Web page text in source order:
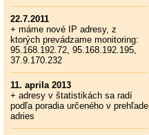
22.7.2011
+ máme nové IP adresy, z
ktorých prevádzame monitoring:
95.168.192.72, 95.168.192.195,
37.9.170.232
11. aprila 2013
+ adresy v štatistikách sa radí
podľa poradia určeného v prehľade
adries